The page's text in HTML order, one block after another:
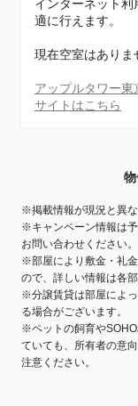
インターネット
適に行えます。
現在空室はありま
アップルタワー
サイトはこちら
※掲載情報が現況と異な
※キャンペーン情報は
お問い合わせください。
※部屋により敷金・礼
ので、詳しい情報は各
※分譲賃貸は部屋によ
る場合がございます。
※ペットの飼育や
ていても、所有者の意
注意ください。